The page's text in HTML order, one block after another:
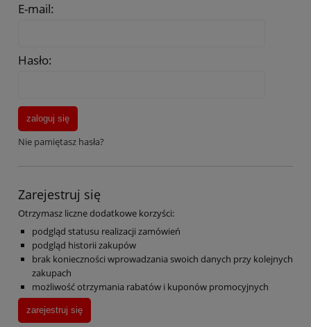
E-mail:
Hasło:
zaloguj się
Nie pamiętasz hasła?
Zarejestruj się
Otrzymasz liczne dodatkowe korzyści:
podgląd statusu realizacji zamówień
podgląd historii zakupów
brak konieczności wprowadzania swoich danych przy kolejnych
zakupach
możliwość otrzymania rabatów i kuponów promocyjnych
zarejestruj się